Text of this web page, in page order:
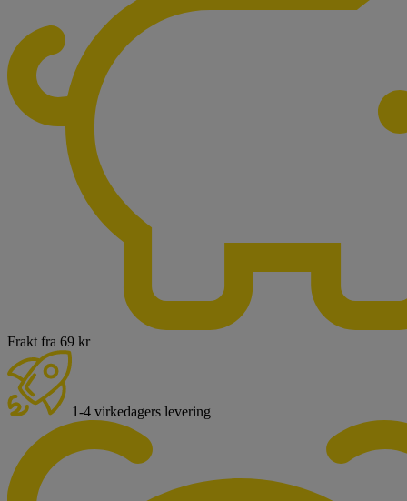
Frakt fra 69 kr
1-4 virkedagers levering